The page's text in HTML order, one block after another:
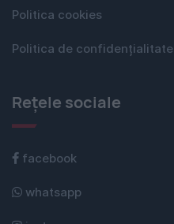
Politica cookies
Politica de confidențialitate
Rețele sociale
facebook
whatsapp